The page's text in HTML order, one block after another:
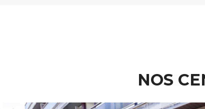
NOS